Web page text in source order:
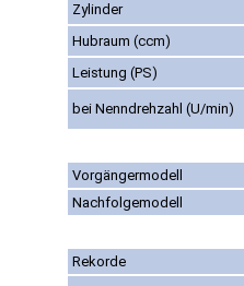
Zylinder
Hubraum (ccm)
Leistung (PS)
bei Nenndrehzahl (U/min)
Vorgängermodell
Nachfolgemodell
Rekorde